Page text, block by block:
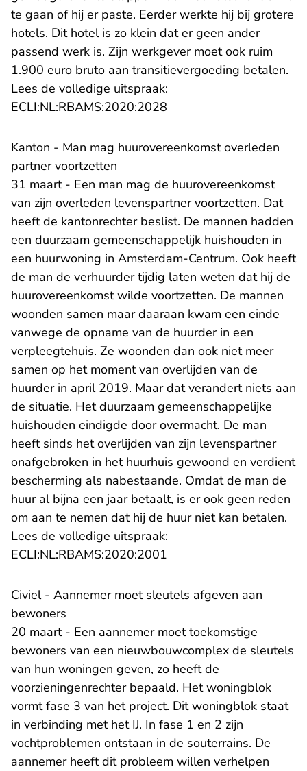
te gaan of hij er paste. Eerder werkte hij bij grotere
hotels. Dit hotel is zo klein dat er geen ander
passend werk is. Zijn werkgever moet ook ruim
1.900 euro bruto aan transitievergoeding betalen.
Lees de volledige uitspraak:
ECLI:NL:RBAMS:2020:2028
Kanton - Man mag huurovereenkomst overleden
partner voortzetten
31 maart - Een man mag de huurovereenkomst
van zijn overleden levenspartner voortzetten. Dat
heeft de kantonrechter beslist. De mannen hadden
een duurzaam gemeenschappelijk huishouden in
een huurwoning in Amsterdam-Centrum. Ook heeft
de man de verhuurder tijdig laten weten dat hij de
huurovereenkomst wilde voortzetten. De mannen
woonden samen maar daaraan kwam een einde
vanwege de opname van de huurder in een
verpleegtehuis. Ze woonden dan ook niet meer
samen op het moment van overlijden van de
huurder in april 2019. Maar dat verandert niets aan
de situatie. Het duurzaam gemeenschappelijke
huishouden eindigde door overmacht. De man
heeft sinds het overlijden van zijn levenspartner
onafgebroken in het huurhuis gewoond en verdient
bescherming als nabestaande. Omdat de man de
huur al bijna een jaar betaalt, is er ook geen reden
om aan te nemen dat hij de huur niet kan betalen.
Lees de volledige uitspraak:
ECLI:NL:RBAMS:2020:2001
Civiel - Aannemer moet sleutels afgeven aan
bewoners
20 maart - Een aannemer moet toekomstige
bewoners van een nieuwbouwcomplex de sleutels
van hun woningen geven, zo heeft de
voorzieningenrechter bepaald. Het woningblok
vormt fase 3 van het project. Dit woningblok staat
in verbinding met het IJ. In fase 1 en 2 zijn
vochtproblemen ontstaan in de souterrains. De
aannemer heeft dit probleem willen verhelpen